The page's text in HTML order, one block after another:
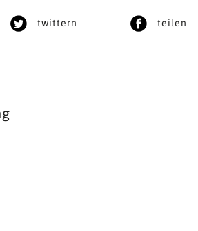
twittern teilen